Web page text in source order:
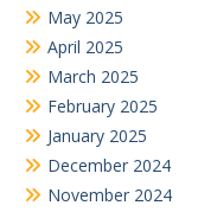
May 2025
April 2025
March 2025
February 2025
January 2025
December 2024
November 2024